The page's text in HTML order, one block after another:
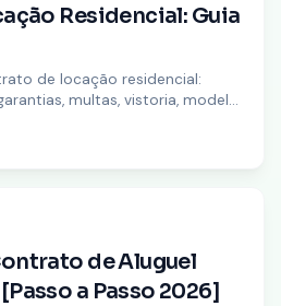
Residencial: Guia
de locação residencial:
multas, vistoria, modelo
de Aluguel
a Passo 2026]